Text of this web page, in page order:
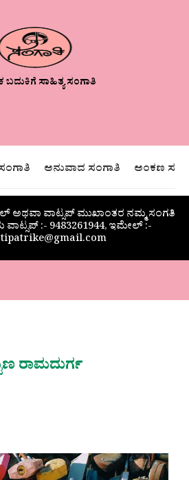
ಬದುಕಿಗೆ ಸಾಹಿತ್ಯ ಸಂಗಾತಿ
ಅನುವಾದ ಸಂಗಾತಿ ಅಂಕಣ
ಅಥವಾ ವಾಟ್ಸಪ್ ಮುಖಾಂತರ ನಮ್ಮ ಸಂಗತಿ
ವಾಟ್ಸಪ್‌ :- 9483261944, ಇಮೇಲ್ :-
ರಾಮದುರ್ಗ